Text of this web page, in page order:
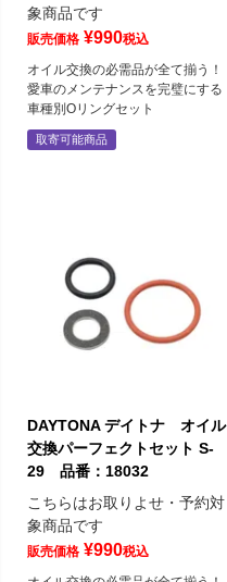
象商品です
販売価格 ¥990税込
オイル交換の必需品が全て揃う！
愛車のメンテナンスを完璧にする
車種別Oリングセット
取寄可能商品
DAYTONA デイトナ オイル
交換パーフェクトセット S-
29 品番：18032
こちらはお取りよせ・予約対
象商品です
販売価格 ¥990税込